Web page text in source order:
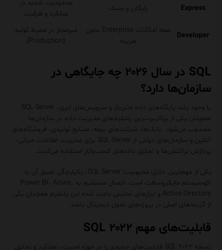
Express رایگان و سبک
محدودیت شدید در
عملکرد و ظرفیت
Developer
همه امکانات Enterprise بدون
هزینه
غیرمجاز در محیط تولید
(Production)
SQL در سال ۲۰۲۶ چه جایگاهی در
سازمان‌ها دارد؟
با وجود رشد پایگاه‌های داده متن‌باز و سرویس‌های ابری، SQL Server
همچنان یکی از پرکاربردترین پلتفرم‌های مدیریت داده در سازمان‌ها
محسوب می‌شود. بانک‌ها، شرکت‌های بیمه، صنایع تولیدی، فروشگاه‌های
آنلاین و سازمان‌های دولتی از SQL Server برای مدیریت اطلاعات حیاتی،
پردازش تراکنش‌ها و تحلیل داده‌های کسب‌وکار استفاده می‌کنند.
یکی از مهم‌ترین دلایل محبوبیت SQL Server، یکپارچگی عمیق آن با
اکوسیستم مایکروسافت است. اتصال مستقیم به Power BI، Azure،
Active Directory و ابزارهای تحلیلی باعث شده این پلتفرم همچنان یکی
از گزینه‌های اصلی در پروژه‌های تحول دیجیتال باشد.
قابلیت‌های مهم SQL ۲۰۲۲
نسخه SQL ۲۰۲۲ قابلیت‌های جدیدی را در حوزه امنیت، عملکرد و تحلیل